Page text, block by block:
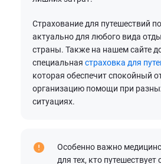
Страхование для путешествий
актуально для любого вида
страны. Также на нашем сайте
специальная страховка для
которая обеспечит спокойный
организацию помощи при
ситуациях.
Особенно важно
для тех, кто